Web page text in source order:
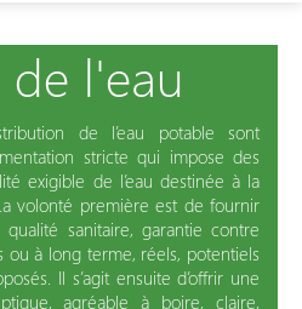
l'eau
de l’eau potable sont
stricte qui impose des
exigible de l’eau destinée à la
volonté première est de fournir
sanitaire, garantie contre
ou à long terme, réels, potentiels
Il s’agit ensuite d’offrir une
agréable à boire, claire,